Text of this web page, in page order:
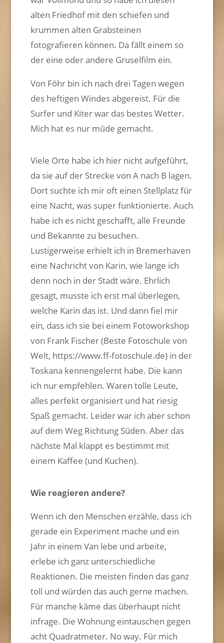
alten Friedhof mit den schiefen und
krummen alten Grabsteinen
fotografieren können. Da fällt einem so
der eine oder andere Gruselfilm ein.
Von Föhr bin ich nach drei Tagen wegen
des heftigen Windes abgereist. Für die
Surfer und Kiter war das bestes Wetter.
Mich hat es nur müde gemacht.
Viele Orte habe ich hier nicht aufgeführt,
da sie auf der Strecke von A nach B lagen.
Dort suchte ich mir oft einen Stellplatz für
eine Nacht, was super funktionierte. Auch
habe ich es nicht geschafft, alle Freunde
und Bekannte zu besuchen.
Lustigerweise erhielt ich in Bremerhaven
eine Nachricht von Karin, wie lange ich
denn noch in der Stadt wäre. Ehrlich
gesagt, musste ich erst mal überlegen,
welche Karin das ist. Und dann fiel mir
ein, dass ich sie bei einem Fotoworkshop
von Frank Fischer (Beste Fotoschule von
Welt, https://www.ff-fotoschule.de) in der
Toskana kennengelernt habe. Die kann
ich nur empfehlen. Waren tolle Leute,
alles perfekt organisiert und hat riesig
Spaß gemacht. Leider war ich aber schon
auf dem Weg Richtung Süden. Aber das
nächste Mal klappt es bestimmt mit
einem Kaffee (und Kuchen).
Wie reagieren andere?
Wenn ich den Menschen erzähle, dass ich
gerade ein Experiment mache und ein
Jahr in einem Van lebe und arbeite,
erlebe ich ganz unterschiedliche
Reaktionen. Die meisten finden das ganz
toll und würden das auch gerne machen.
Für manche käme das überhaupt nicht
infrage. Die Wohnung eintauschen gegen
acht Quadratmeter. No way. Für mich